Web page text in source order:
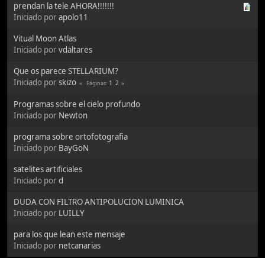
prendan la tele AHORA!!!!!!!
Iniciado porapolo11
Vitual Moon Atlas
Iniciado porvdaltares
Que os parece STELLARIUM?
Iniciado porskizo Páginas 1 2
Programas sobre el cielo profundo
Iniciado por Newton
programa sobre ortofotografia
Iniciado por BayGoN
satelites artificiales
Iniciado pord
DUDA CON FILTRO ANTIPOLUCION LUMINICA
Iniciado por LUILLY
para los que lean este mensaje
Iniciado por netcanarias